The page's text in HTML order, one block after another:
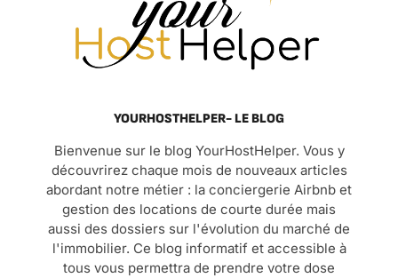
YOURHOSTHELPER- LE BLOG
Bienvenue sur le blog YourHostHelper. Vous y
découvrirez chaque mois de nouveaux articles
abordant notre métier : la conciergerie Airbnb et
gestion des locations de courte durée mais
aussi des dossiers sur l'évolution du marché de
l'immobilier. Ce blog informatif et accessible à
tous vous permettra de prendre votre dose